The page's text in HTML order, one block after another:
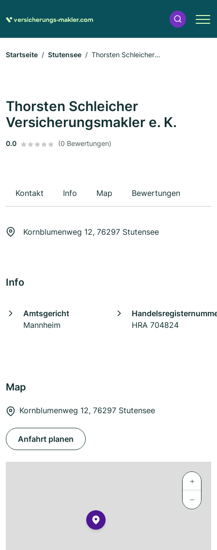
Startseite Stutensee
Thorsten Schleicher
Thorsten Schleicher
Versicherungsmakler e. K.
0.0 (0 Bewertungen)
Kontakt Info Map Bewertungen
Kornblumenweg 12, 76297 Stutensee
Info
Amtsgericht
Mannheim
HRA 704824
Map
Kornblumenweg 12, 76297 Stutensee
Anfahrt planen
+
−